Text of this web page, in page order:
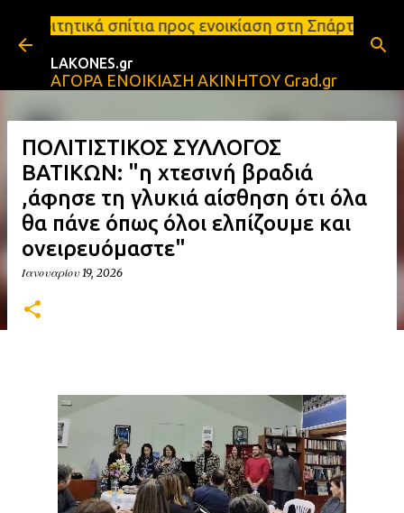
Μετάβαση στο κύριο περιεχόμενο
προς ενοικίαση στη Σπάρτη Ενοικιάσεις
LAKONES.gr
ΑΓΟΡΑ ΕΝΟΙΚΙΑΣΗ ΑΚΙΝΗΤΟΥ Grad.gr
ΠΟΛΙΤΙΣΤΙΚΟΣ ΣΥΛΛΟΓΟΣ
ΒΑΤΙΚΩΝ: "η χτεσινή βραδιά
,άφησε τη γλυκιά αίσθηση ότι όλα
θα πάνε όπως όλοι ελπίζουμε και
ονειρευόμαστε"
Ιανουαρίου 19, 2026